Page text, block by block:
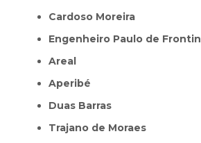
Cardoso Moreira
Engenheiro Paulo de Frontin
Areal
Aperibé
Duas Barras
Trajano de Moraes